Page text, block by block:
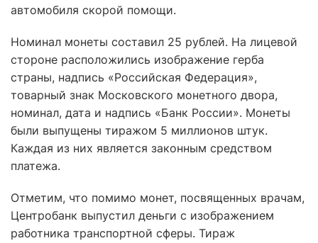
автомобиля скорой помощи.
Номинал монеты составил 25 рублей. На лицевой
стороне расположились изображение герба
страны, надпись «Российская Федерация»,
товарный знак Московского монетного двора,
номинал, дата и надпись «Банк России». Монеты
были выпущены тиражом 5 миллионов штук.
Каждая из них является законным средством
платежа.
Отметим, что помимо монет, посвященных врачам,
Центробанк выпустил деньги с изображением
работника транспортной сферы. Тираж